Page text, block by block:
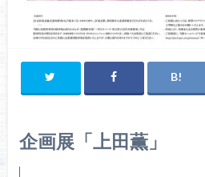
企画展「上田薫」